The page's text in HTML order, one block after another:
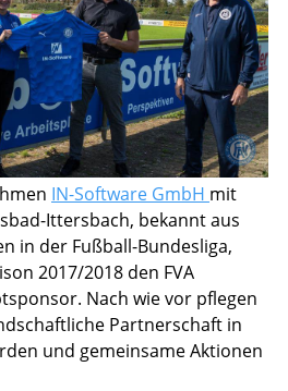
IN-Software GmbH mit
Ittersbach, bekannt aus
in der Fußball-Bundesliga,
2017/2018 den FVA
Nach wie vor pflegen
Partnerschaft in
und gemeinsame Aktionen